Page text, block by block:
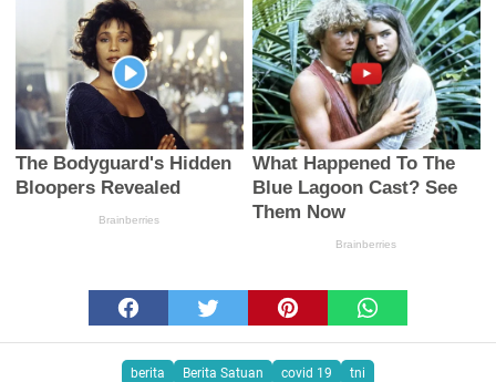
berita Berita Satuan covid 19 tni